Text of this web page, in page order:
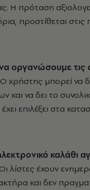
Η πρόταση
προστίθεται στις
οργανώσουμε τις
χρήστης μπορεί να
και να δει το
επιλέξει στα
καλάθι
λίστες έχουν
και δεν